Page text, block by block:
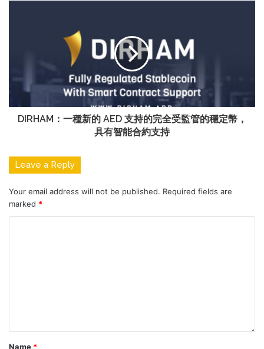
DIRHAM：一種新的 AED 支持的完全受監管的穩定幣，
具有智能合約支持
Leave a Reply
Your email address will not be published. Required fields are
marked *
Name *